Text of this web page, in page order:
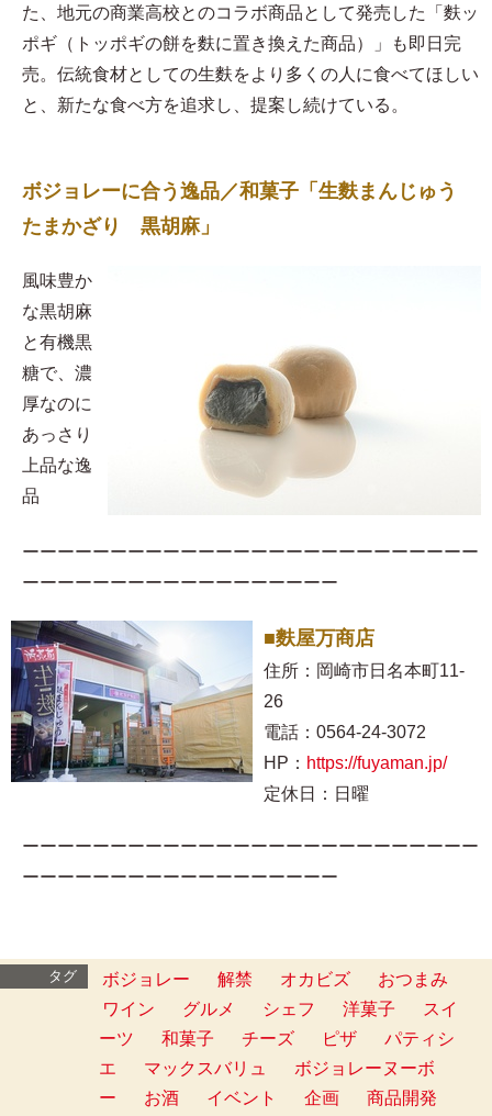
た、地元の商業高校とのコラボ商品として発売した「麩ッ
ポギ（トッポギの餅を麩に置き換えた商品）」も即日完
売。伝統食材としての生麩をより多くの人に食べてほしい
と、新たな食べ方を追求し、提案し続けている。
ボジョレーに合う逸品／和菓子「生麩まんじゅう
たまかざり 黒胡麻」
風味豊か
な黒胡麻
と有機黒
糖で、濃
厚なのに
あっさり
上品な逸
品
ーーーーーーーーーーーーーーーーーーーーーーーーーー
ーーーーーーーーーーーーーーーーーー
■麩屋万商店
住所：岡崎市日名本町11-
26
電話：0564-24-3072
HP： https://fuyaman.jp/
定休日：日曜
ーーーーーーーーーーーーーーーーーーーーーーーーーー
ーーーーーーーーーーーーーーーーーー
タグ ボジョレー 解禁 オカビズ
おつまみ
ワイン
グルメ シェフ 洋菓子
スイ
ーツ
和菓子 チーズ ピザ
パティシ
エ
マックスバリュ
ボジョレーヌーボ
ー
お酒 イベント 企画
商品開発